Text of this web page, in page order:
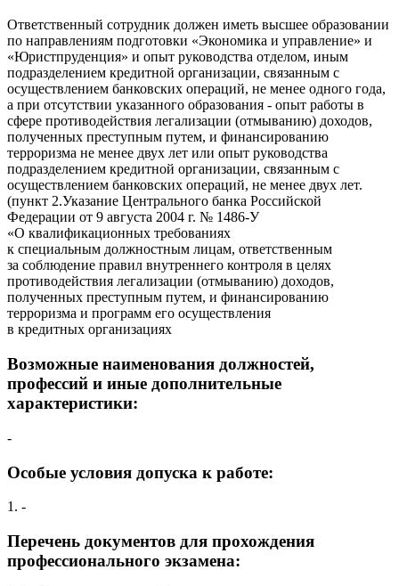
Ответственный сотрудник должен иметь высшее образовании
по направлениям подготовки «Экономика и управление» и
«Юристпруденция» и опыт руководства отделом, иным
подразделением кредитной организации, связанным с
осуществлением банковских операций, не менее одного года,
а при отсутствии указанного образования - опыт работы в
сфере противодействия легализации (отмыванию) доходов,
полученных преступным путем, и финансированию
терроризма не менее двух лет или опыт руководства
подразделением кредитной организации, связанным с
осуществлением банковских операций, не менее двух лет.
(пункт 2.Указание Центрального банка Российской
Федерации от 9 августа 2004 г. № 1486-У
«О квалификационных требованиях
к специальным должностным лицам, ответственным
за соблюдение правил внутреннего контроля в целях
противодействия легализации (отмыванию) доходов,
полученных преступным путем, и финансированию
терроризма и программ его осуществления
в кредитных организациях
Возможные наименования должностей,
профессий и иные дополнительные
характеристики:
-
Особые условия допуска к работе:
1. -
Перечень документов для прохождения
профессионального экзамена: